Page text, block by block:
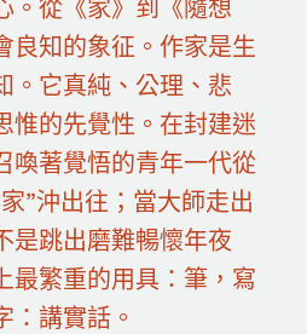
。從《家》到《隨想
良知的象征。作家是生
。它真純、公理、悲
惟的先覺性。在封建迷
喚著覺悟的青年一代從
”沖出往；當大師走出
是跳出磨難暢懷年夜
最繁重的用具：筆，寫
：講實話。